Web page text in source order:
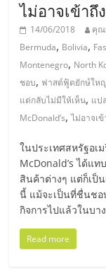
ไชส์"
"ศูนย์
รวม
ข้อมูล
ธุรกิจ
SME
ประเทศไทย,
ThaiSMEsCenter,
รวม
ธุรกิจ
ไม่อาจเข้าถึง
14/06/2018 คุณ
Bermuda, Bolivia,
Montenegro, North
ชอบ, ฟาสต์ฟู้ดยักษ์ให
แต่กลับไม่มีให้เห็น, แป
McDonald’s,ไม่อาจเข้
ในประเทศสหรัฐอเ
McDonald’s ได้แ
สินค้าต่างๆ แต่ก็เป็
นี้ แม้จะเป็นที่ชื่นชอ
กิจการไปแล้วในบา
Read more